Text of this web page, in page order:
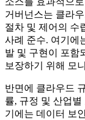
거버넌스는 클라
절차 및 제어의 수
사례 준수. 여기에
발 및 구현이 포함
보장하기 위해 모
반면에 클라우드
률, 규정 및 산업
기에는 데이터 보